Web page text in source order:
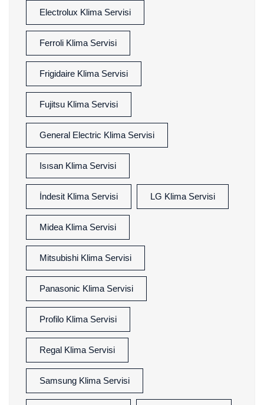
Electrolux Klima Servisi
Ferroli Klima Servisi
Frigidaire Klima Servisi
Fujitsu Klima Servisi
General Electric Klima Servisi
Isısan Klima Servisi
İndesit Klima Servisi LG Klima Servisi
Midea Klima Servisi
Mitsubishi Klima Servisi
Panasonic Klima Servisi
Profilo Klima Servisi
Regal Klima Servisi
Samsung Klima Servisi